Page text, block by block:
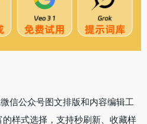
信公众号图文排版和内容编辑工
样式选择，支持秒刷新、收藏样